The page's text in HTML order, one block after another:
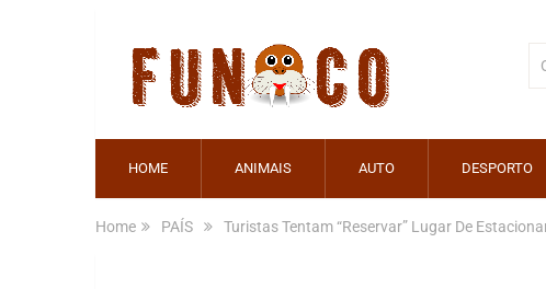
HOME ANIMAIS AUTO DESPORTO
Home PAÍS Turistas Tentam “Reservar” Lugar De